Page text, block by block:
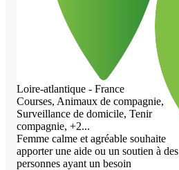
Loire-atlantique - France
Courses, Animaux de compagnie,
Surveillance de domicile, Tenir
compagnie, +2...
Femme calme et agréable souhaite
apporter une aide ou un soutien à des
personnes ayant un besoin